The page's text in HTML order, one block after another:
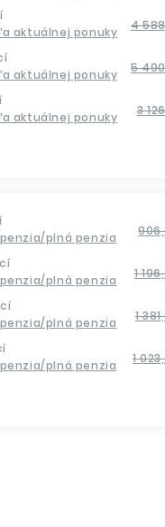
aktuálnej ponuky 4
aktuálnej ponuky 5
aktuálnej ponuky 3
plná penzia
plná penzia 1
plná penzia 1
plná penzia 1